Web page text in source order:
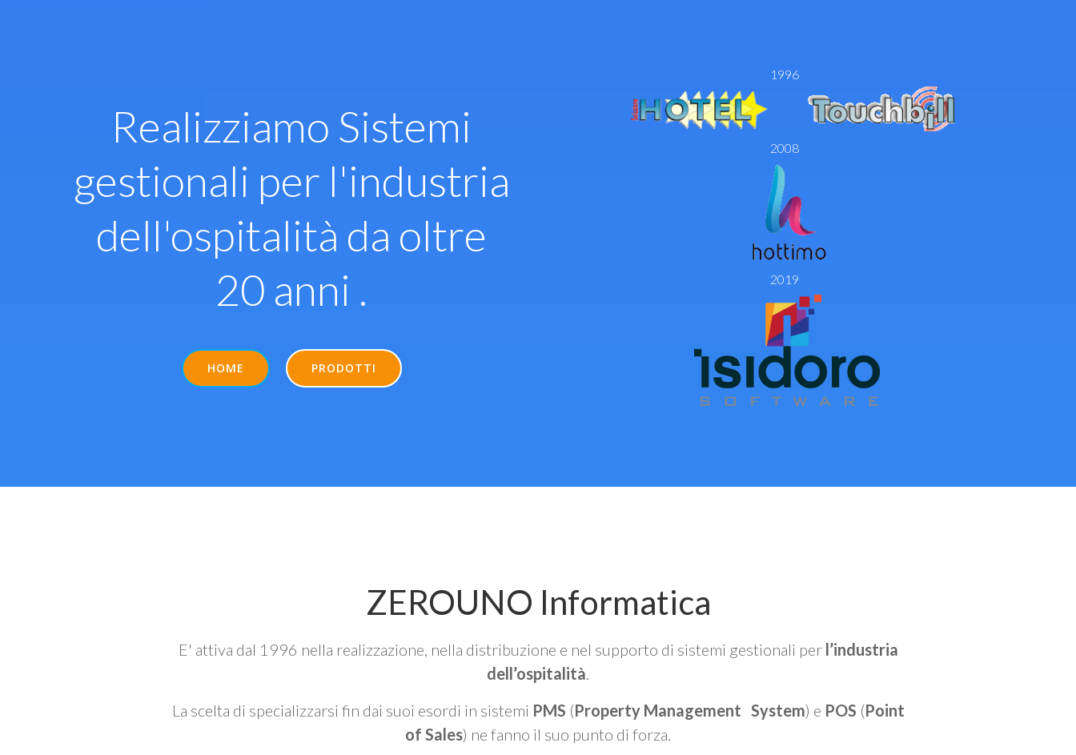
Realizziamo Sistemi
gestionali per l'industria
dell'ospitalità da oltre
20 anni .
HOME PRODOTTI
1996
2008
2019
ZEROUNO Informatica
E' attiva dal 1996 nella realizzazione, nella distribuzione e nel supporto di sistemi gestionali per l’industria
dell’ospitalità
La scelta di specializzarsi fin dai suoi esordi in sistemi PMS (Property Management System) e POS (Point
of Sales) ne fanno il suo punto di forza.